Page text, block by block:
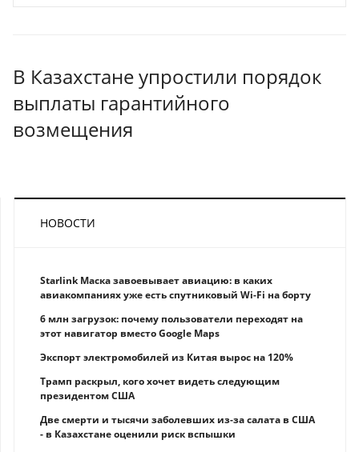
В Казахстане упростили порядок
выплаты гарантийного
возмещения
НОВОСТИ
Starlink Маска завоевывает авиацию: в каких
авиакомпаниях уже есть спутниковый Wi-Fi на борту
6 млн загрузок: почему пользователи переходят на
этот навигатор вместо Google Maps
Экспорт электромобилей из Китая вырос на 120%
Трамп раскрыл, кого хочет видеть следующим
президентом США
Две смерти и тысячи заболевших из-за салата в США
- в Казахстане оценили риск вспышки